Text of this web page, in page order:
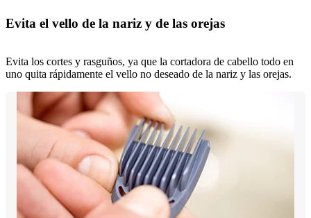
Evita el vello de la nariz y de las orejas
Evita los cortes y rasguños, ya que la cortadora de cabello todo en
uno quita rápidamente el vello no deseado de la nariz y las orejas.